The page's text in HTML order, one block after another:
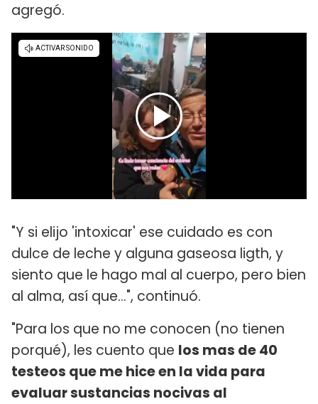
agregó.
"Y si elijo 'intoxicar' ese cuidado es con
dulce de leche y alguna gaseosa ligth, y
siento que le hago mal al cuerpo, pero bien
al alma, así que...", continuó.
"Para los que no me conocen (no tienen
porqué), les cuento que los mas de 40
testeos que me hice en la vida para
evaluar sustancias nocivas al